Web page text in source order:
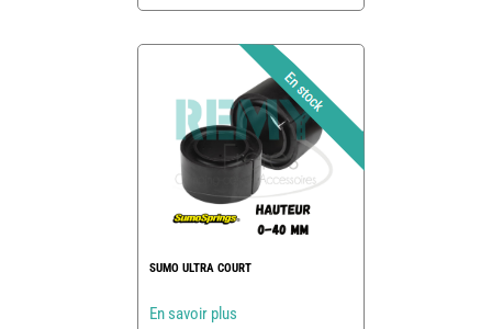
SUMO ULTRA COURT
En savoir plus